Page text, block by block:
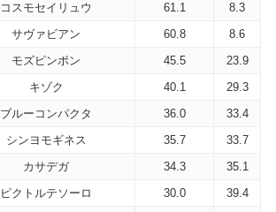
コスモセイリュウ 61.1
8.3
サヴァビアン 60.8
8.6
モズピンポン 45.5
23.9
キゾク 40.1
29.3
ブルーコンパクタ 36.0
33.4
シンヨモギネス 35.7
33.7
カサデガ 34.3
35.1
ピクトルテソーロ 30.0
39.4